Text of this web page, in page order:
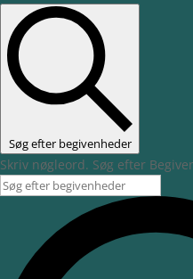
Søg efter begivenheder
Skriv nøgleord. Søg efter